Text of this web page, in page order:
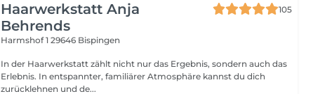
Haarwerkstatt Anja
Behrends
105
Harmshof 129646 Bispingen
In der Haarwerkstatt zählt nicht nur das Ergebnis, sondern auch das
Erlebnis. In entspannter, familiärer Atmosphäre kannst du dich
zurücklehnen und de...